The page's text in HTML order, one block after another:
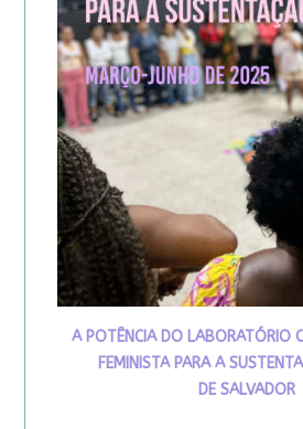
A POTÊNCIA DO LABORATÓRIO
FEMINISTA PARA A
DE SALVADOR